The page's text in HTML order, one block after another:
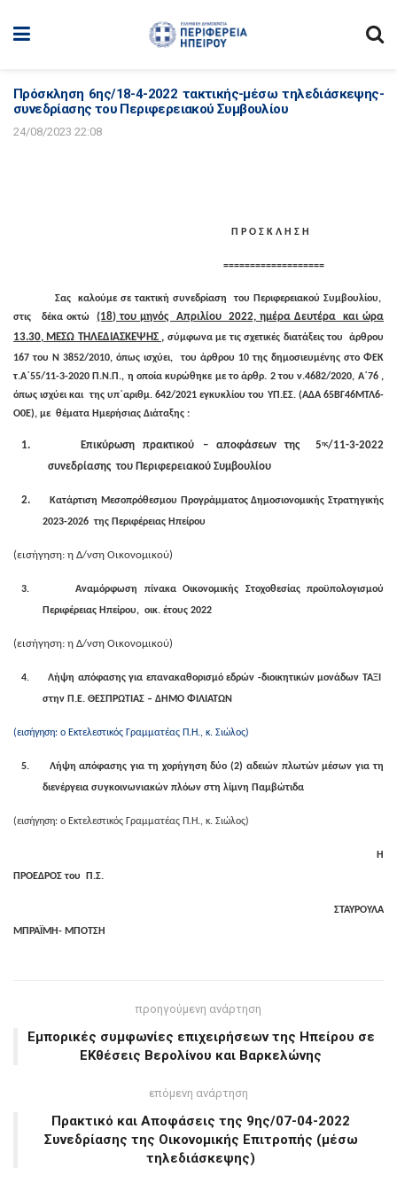
Πρόσκληση 6ης/18-4-2022 τακτικής-μέσω τηλεδιάσκεψης-
συνεδρίασης του Περιφερειακού Συμβουλίου
24/08/2023 22:08
Π Ρ Ο Σ Κ Λ Η Σ Η
===================
Σας καλούμε σε τακτική συνεδρίαση του Περιφερειακού Συμβουλίου,
στις δέκα οκτώ(18) του μηνός Απριλίου 2022, ημέρα Δευτέρα και ώρα
13.30, ΜΕΣΩ ΤΗΛΕΔΙΑΣΚΕΨΗΣ , σύμφωνα με τις σχετικές διατάξεις του άρθρου
167 του Ν 3852/2010, όπως ισχύει, του άρθρου 10 της δημοσιευμένης στο ΦΕΚ
τ.Α΄55/11-3-2020 Π.Ν.Π., η οποία κυρώθηκε με το άρθρ. 2 του ν.4682/2020, Α΄76 ,
όπως ισχύει και της υπ΄αριθμ. 642/2021 εγκυκλίου του ΥΠ.ΕΣ. (ΑΔΑ 65ΒΓ46ΜΤΛ6-
Ο0Ε), με θέματα Ημερήσιας Διάταξης :
1. Επικύρωση πρακτικού – αποφάσεων της 5ης/11-3-2022
συνεδρίασης του Περιφερειακού Συμβουλίου
2.
Κατάρτιση Μεσοπρόθεσμου Προγράμματος Δημοσιονομικής Στρατηγικής
2023-2026 της Περιφέρειας Ηπείρου
(εισήγηση: η Δ/νση Οικονομικού)
3.
Αναμόρφωση πίνακα Οικονομικής Στοχοθεσίας προϋπολογισμού
Περιφέρειας Ηπείρου, οικ. έτους 2022
(εισήγηση: η Δ/νση Οικονομικού)
4.
Λήψη απόφασης για επανακαθορισμό εδρών -διοικητικών μονάδων ΤΑΞΙ
στην Π.Ε. ΘΕΣΠΡΩΤΙΑΣ – ΔΗΜΟ ΦΙΛΙΑΤΩΝ
(εισήγηση: ο Εκτελεστικός Γραμματέας Π.Η., κ. Σιώλος)
5.
Λήψη απόφασης για τη χορήγηση δύο (2) αδειών πλωτών μέσων για τη
διενέργεια συγκοινωνιακών πλόων στη λίμνη Παμβώτιδα
(εισήγηση: ο Εκτελεστικός Γραμματέας Π.Η., κ. Σιώλος)
Η
ΠΡΟΕΔΡΟΣ του Π.Σ.
ΣΤΑΥΡΟΥΛΑ
ΜΠΡΑΪΜΗ- ΜΠΟΤΣΗ
προηγούμενη ανάρτηση
Εμπορικές συμφωνίες επιχειρήσεων της Ηπείρου σε
ΕΚθέσεις Βερολίνου και Βαρκελώνης
επόμενη ανάρτηση
Πρακτικό και Αποφάσεις της 9ης/07-04-2022
Συνεδρίασης της Οικονομικής Επιτροπής (μέσω
τηλεδιάσκεψης)